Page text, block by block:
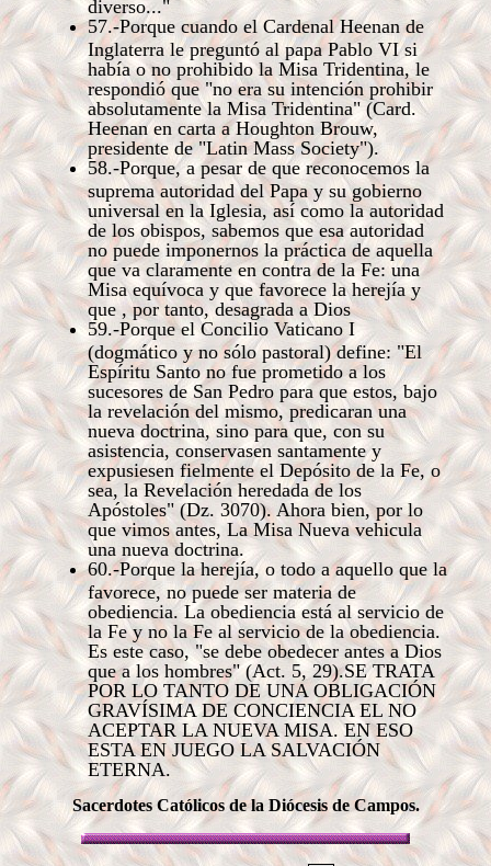
diverso..."
57.-Porque cuando el Cardenal Heenan de
Inglaterra le preguntó al papa Pablo VI si
había o no prohibido la Misa Tridentina, le
respondió que "no era su intención prohibir
absolutamente la Misa Tridentina" (Card.
Heenan en carta a Houghton Brouw,
presidente de "Latin Mass Society").
58.-Porque, a pesar de que reconocemos la
suprema autoridad del Papa y su gobierno
universal en la Iglesia, así como la autoridad
de los obispos, sabemos que esa autoridad
no puede imponernos la práctica de aquella
que va claramente en contra de la Fe: una
Misa equívoca y que favorece la herejía y
que , por tanto, desagrada a Dios
59.-Porque el Concilio Vaticano I
(dogmático y no sólo pastoral) define: "El
Espíritu Santo no fue prometido a los
sucesores de San Pedro para que estos, bajo
la revelación del mismo, predicaran una
nueva doctrina, sino para que, con su
asistencia, conservasen santamente y
expusiesen fielmente el Depósito de la Fe, o
sea, la Revelación heredada de los
Apóstoles" (Dz. 3070). Ahora bien, por lo
que vimos antes, La Misa Nueva vehicula
una nueva doctrina.
60.-Porque la herejía, o todo a aquello que la
favorece, no puede ser materia de
obediencia. La obediencia está al servicio de
la Fe y no la Fe al servicio de la obediencia.
Es este caso, "se debe obedecer antes a Dios
que a los hombres" (Act. 5, 29).SE TRATA
POR LO TANTO DE UNA OBLIGACIÓN
GRAVÍSIMA DE CONCIENCIA EL NO
ACEPTAR LA NUEVA MISA. EN ESO
ESTA EN JUEGO LA SALVACIÓN
ETERNA.
Sacerdotes Católicos de la Diócesis de Campos.